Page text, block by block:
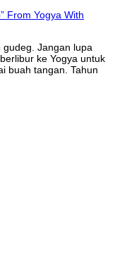
Jangan lupa
ke Yogya untuk
buah tangan. Tahun